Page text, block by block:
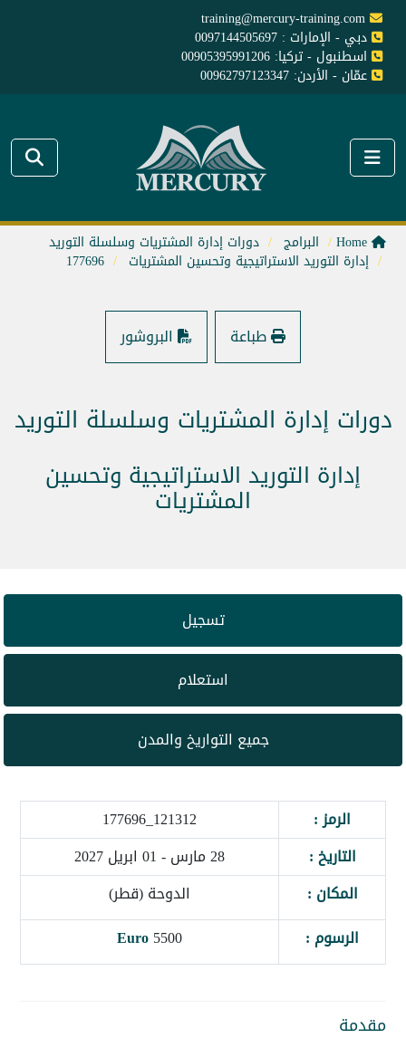
training@mercury-training.com
دبي - الإمارات : 0097144505697
اسطنبول - تركيا: 00905395991206
عمّان - الأردن: 00962797123347
البرامج دورات إدارة المشتريات وسلسلة التوريد
إدارة التوريد الاستراتيجية وتحسين المشتريات 177696
طباعة البروشور
دورات إدارة المشتريات وسلسلة التوريد
إدارة التوريد الاستراتيجية وتحسين
المشتريات
تسجيل
استعلام
جميع التواريخ والمدن
الرمز :
121312_177696
التاريخ :
28 مارس - 01 ابريل 2027
المكان :
الدوحة (قطر)
الرسوم :
5500
Euro
مقدمة